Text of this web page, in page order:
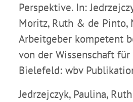
Perspektive. In:
Moritz, Ruth & de Pinto,
Arbeitgeber kompetent
von der Wissenschaft für
Bielefeld: wbv
Jedrzejczyk, Paulina,